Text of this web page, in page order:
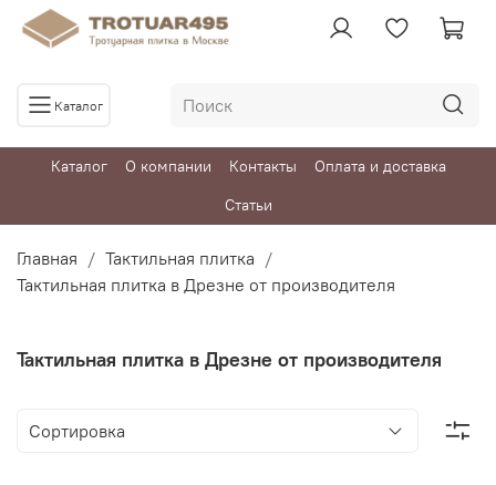
Каталог
Каталог О компании Контакты
Оплата и доставка
Статьи
Главная
Тактильная плитка
Тактильная плитка в Дрезне от производителя
Тактильная плитка в Дрезне от производителя